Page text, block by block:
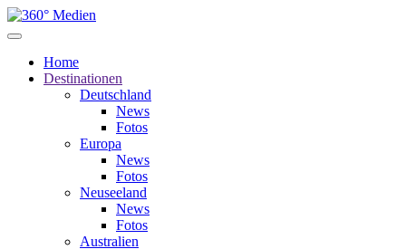
Home
Destinationen
Deutschland
News
Fotos
Europa
News
Fotos
Neuseeland
News
Fotos
Australien